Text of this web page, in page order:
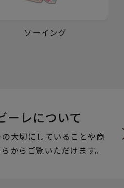
ソーイング
ーレについて
大切にしていることや商
からご覧いただけます。